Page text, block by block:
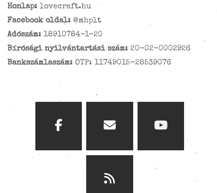
Honlap: lovecraft.hu
Facebook oldal: @mhplt
Adószám: 18910784-1-20
Bírósági nyilvántartási szám: 20-02-0002926
Bankszámlaszám: OTP: 11749015-28539076